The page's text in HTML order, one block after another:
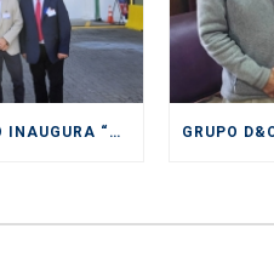
PUERTO COLUMBO INAUGURA “PIONERO” Y MODERNO SITIO DE INSPECCIÓN SAG EN SAN ANTONIO